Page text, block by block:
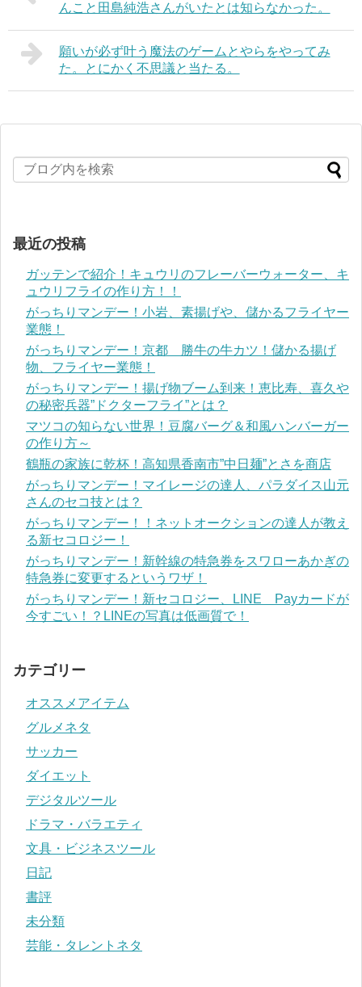
んこと田島純浩さんがいたとは知らなかった。
願いが必ず叶う魔法のゲームとやらをやってみ
た。とにかく不思議と当たる。
最近の投稿
ガッテンで紹介！キュウリのフレーバーウォーター、キ
ュウリフライの作り方！！
がっちりマンデー！小岩、素揚げや、儲かるフライヤー
業態！
がっちりマンデー！京都 勝牛の牛カツ！儲かる揚げ
物、フライヤー業態！
がっちりマンデー！揚げ物ブーム到来！恵比寿、喜久や
の秘密兵器”ドクターフライ”とは？
マツコの知らない世界！豆腐バーグ＆和風ハンバーガー
の作り方～
鶴瓶の家族に乾杯！高知県香南市”中日麺”とさを商店
がっちりマンデー！マイレージの達人、パラダイス山元
さんのセコ技とは？
がっちりマンデー！！ネットオークションの達人が教え
る新セコロジー！
がっちりマンデー！新幹線の特急券をスワローあかぎの
特急券に変更するというワザ！
がっちりマンデー！新セコロジー、LINE Payカードが
今すごい！？LINEの写真は低画質で！
カテゴリー
オススメアイテム
グルメネタ
サッカー
ダイエット
デジタルツール
ドラマ・バラエティ
文具・ビジネスツール
日記
書評
未分類
芸能・タレントネタ